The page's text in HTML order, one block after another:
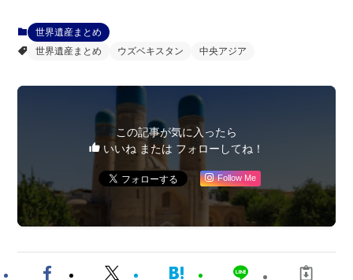
世界遺産まとめ
世界遺産まとめ
ウズベキスタン 中央アジア
この記事が気に入ったら
いいね または フォローしてね！
Follow Me